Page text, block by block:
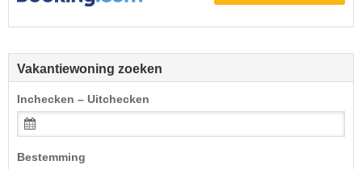
Vakantiewoning zoeken
Inchecken – Uitchecken
Bestemming